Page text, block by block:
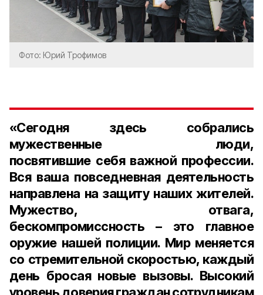
Фото: Юрий Трофимов
«Сегодня здесь собрались
мужественные люди,
посвятившие себя важной профессии.
Вся ваша повседневная деятельность
направлена на защиту наших жителей.
Мужество, отвага,
бескомпромиссность – это главное
оружие нашей полиции. Мир меняется
со стремительной скоростью, каждый
день бросая новые вызовы. Высокий